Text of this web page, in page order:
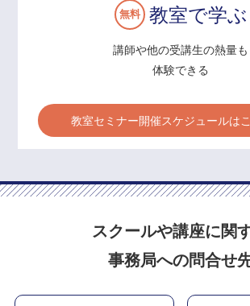
無料 教室で学ぶ
講師や他の受講生の熱量も
体験できる
教室セミナー開催スケジュールは
スクールや講座に関
事務局への問合せ